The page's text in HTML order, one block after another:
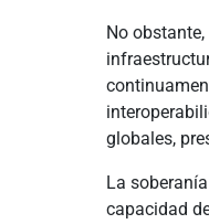
No
globales,
La
capacidad